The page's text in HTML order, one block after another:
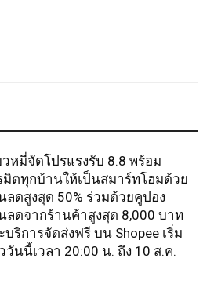
วหมี่จัดโปรแรงรับ 8.8 พร้อม
มิตทุกบ้านให้เป็นสมาร์ทโฮมด้วย
ลดสูงสุด 50% ร่วมด้วยคูปอง
ลดจากร้านค้าสูงสุด 8,000 บาท
บริการจัดส่งฟรี บน Shopee เริ่ม
วันนี้เวลา 20:00 น. ถึง 10 ส.ค.